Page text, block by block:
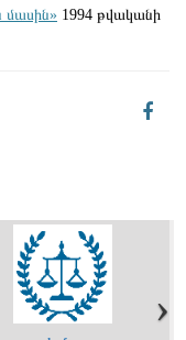
մասին» 1994 թվականի
›
›